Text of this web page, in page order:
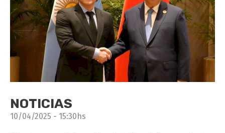
NOTICIAS
10/04/2025 - 15:30hs